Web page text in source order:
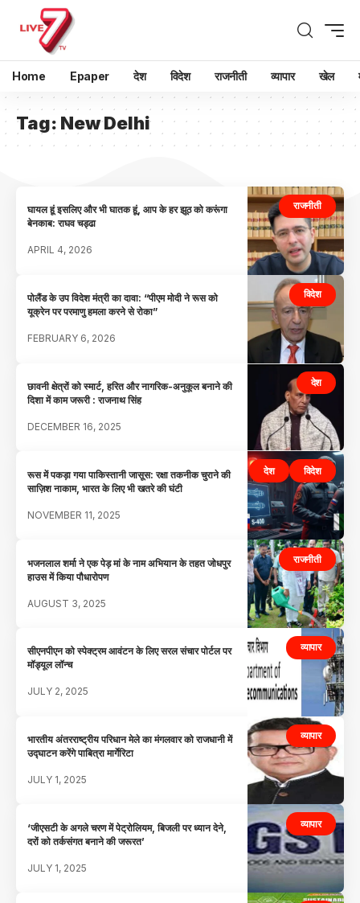
Home Epaper देश विदेश राजनीती व्यापार खेल
Tag: New Delhi
राजनीती
घायल हूं इसलिए और भी घातक हूं, आप के हर झूठ को करूंगा
बेनकाब: राघव चड्ढा
APRIL 4, 2026
विदेश
पोलैंड के उप विदेश मंत्री का दावा: “पीएम मोदी ने रूस को
यूक्रेन पर परमाणु हमला करने से रोका”
FEBRUARY 6, 2026
देश
छावनी क्षेत्रों को स्मार्ट, हरित और नागरिक-अनुकूल बनाने की
दिशा में काम जरूरी : राजनाथ सिंह
DECEMBER 16, 2025
देश विदेश
रूस में पकड़ा गया पाकिस्तानी जासूस: रक्षा तकनीक चुराने की
साज़िश नाकाम, भारत के लिए भी खतरे की घंटी
NOVEMBER 11, 2025
राजनीती
भजनलाल शर्मा ने एक पेड़ मां के नाम अभियान के तहत जोधपुर
हाउस में किया पौधारोपण
AUGUST 3, 2025
व्यापार
सीएनपीएन को स्पेक्ट्रम आवंटन के लिए सरल संचार पोर्टल पर
मॉड्यूल लॉन्च
JULY 2, 2025
व्यापार
भारतीय अंतरराष्ट्रीय परिधान मेले का मंगलवार को राजधानी में
उद्घाटन करेंगे पाबित्रा मार्गेरिटा
JULY 1, 2025
व्यापार
‘जीएसटी के अगले चरण में पेट्रोलियम, बिजली पर ध्यान देने,
दरों को तर्कसंगत बनाने की जरूरत’
JULY 1, 2025